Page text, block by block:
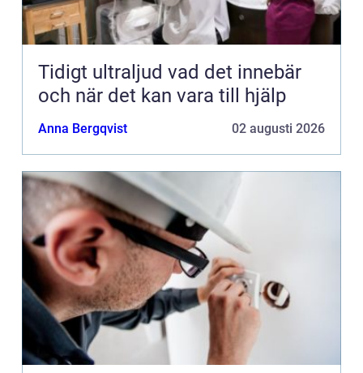
Tidigt ultraljud vad det innebär
och när det kan vara till hjälp
Anna Bergqvist 02 augusti 2026